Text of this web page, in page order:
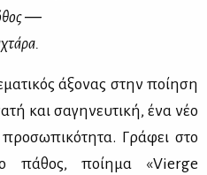
―
άξο­νας στην ποί­η­ση
και σα­γη­νευ­τι­κή, ένα νέο
Γρά­φει στο
πά­θος, ποί­η­μα «Vierge